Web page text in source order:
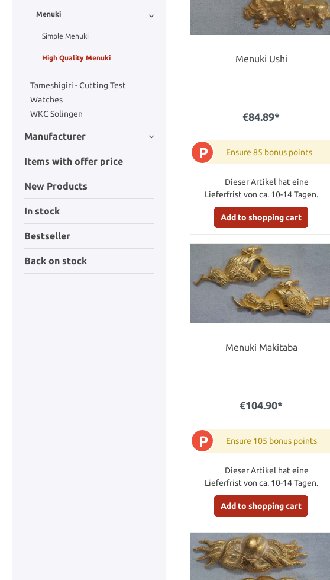
Menuki
Simple Menuki
High Quality Menuki
Tameshigiri - Cutting Test
Watches
WKC Solingen
Manufacturer
Items with offer price
New Products
In stock
Bestseller
Back on stock
Menuki Ushi
€84.89*
P Ensure 85 bonus points
Dieser Artikel hat eine
Lieferfrist von ca. 10-14 Tagen.
Add to shopping cart
Menuki Makitaba
€104.90*
P Ensure 105 bonus points
Dieser Artikel hat eine
Lieferfrist von ca. 10-14 Tagen.
Add to shopping cart